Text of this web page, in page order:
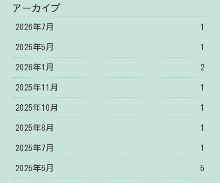
アーカイブ
2026年7月 1
2026年5月 1
2026年1月 2
2025年11月 1
2025年10月 1
2025年8月 1
2025年7月 1
2025年6月 5